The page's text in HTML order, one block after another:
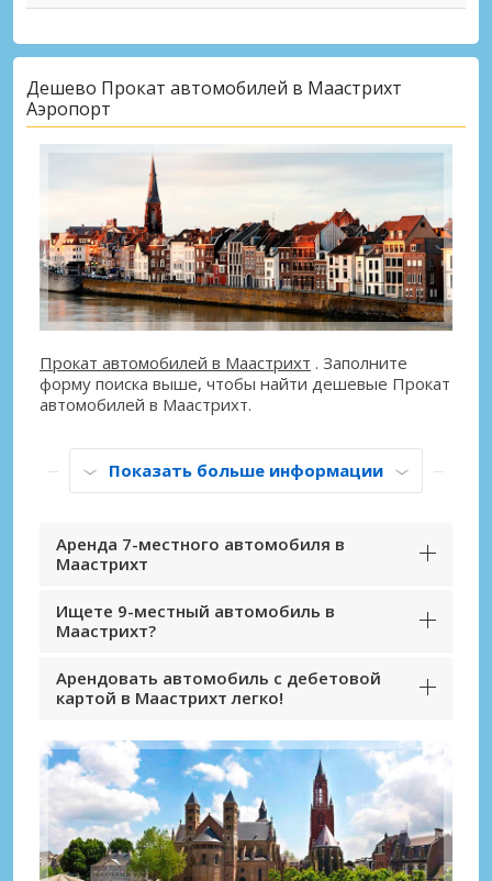
Дешево Прокат автомобилей в Маастрихт
Аэропорт
Прокат автомобилей в Маастрихт . Заполните
форму поиска выше, чтобы найти дешевые Прокат
автомобилей в Маастрихт.
Показать больше информации
Аренда 7-местного автомобиля в
Маастрихт
Ищете 9-местный автомобиль в
Маастрихт?
Арендовать автомобиль с дебетовой
картой в Маастрихт легко!